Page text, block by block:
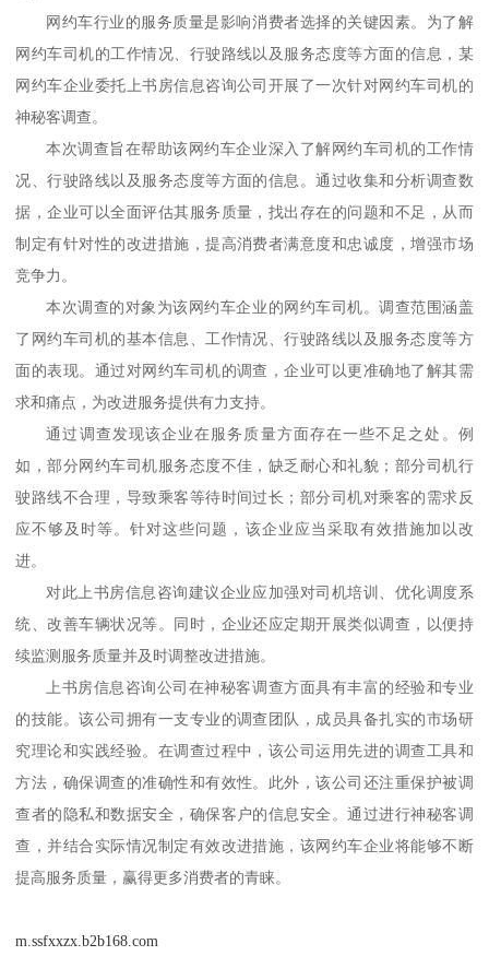
网约车行业的服务质量是影响消费者选择的关键因素。为了解
网约车司机的工作情况、行驶路线以及服务态度等方面的信息，某
网约车企业委托上书房信息咨询公司开展了一次针对网约车司机的
神秘客调查。
本次调查旨在帮助该网约车企业深入了解网约车司机的工作情
况、行驶路线以及服务态度等方面的信息。通过收集和分析调查数
据，企业可以全面评估其服务质量，找出存在的问题和不足，从而
制定有针对性的改进措施，提高消费者满意度和忠诚度，增强市场
竞争力。
本次调查的对象为该网约车企业的网约车司机。调查范围涵盖
了网约车司机的基本信息、工作情况、行驶路线以及服务态度等方
面的表现。通过对网约车司机的调查，企业可以更准确地了解其需
求和痛点，为改进服务提供有力支持。
通过调查发现该企业在服务质量方面存在一些不足之处。例
如，部分网约车司机服务态度不佳，缺乏耐心和礼貌；部分司机行
驶路线不合理，导致乘客等待时间过长；部分司机对乘客的需求反
应不够及时等。针对这些问题，该企业应当采取有效措施加以改
进。
对此上书房信息咨询建议企业应 加强对司机培训、优化调度系
统、改善车辆状况等。同时，企业还应定期开展类似调查，以便持
续监测服务质量并及时调整改进措施。
上书房信息咨询公司在神秘客调查方面具有丰富的经验和专业
的技能。该公司拥有一支专业的调查团队，成员具备扎实的市场研
究理论和实践经验。在调查过程中，该公司运用先进的调查工具和
方法，确保调查的准确性和有效性。此外，该公司还注重保护被调
查者的隐私和数据安全，确保客户的信息安全。通过进行神秘客调
查，并结合实际情况制定有效改进措施，该网约车企业将能够不断
提高服务质量，赢得更多消费者的青睐。
m.ssfxxzx.b2b168.com